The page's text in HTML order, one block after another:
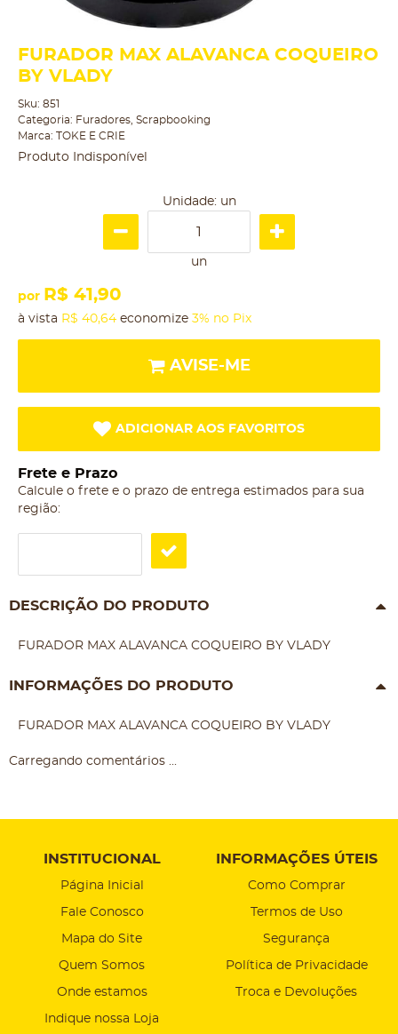
FURADOR MAX ALAVANCA COQUEIRO
BY VLADY
Sku: 851
Categoria: Furadores Scrapbooking
Marca: TOKE E CRIE
Produto Indisponível
Unidade: un
un
por R$ 41,90
à vista R$ 40,64 economize 3% no Pix
AVISE-ME
ADICIONAR AOS FAVORITOS
Frete e Prazo
Calcule o frete e o prazo de entrega estimados para sua
região:
DESCRIÇÃO DO PRODUTO
FURADOR MAX ALAVANCA COQUEIRO BY VLADY
INFORMAÇÕES DO PRODUTO
FURADOR MAX ALAVANCA COQUEIRO BY VLADY
Carregando comentários ...
INSTITUCIONAL
Página Inicial
Fale Conosco
Mapa do Site
Quem Somos
Onde estamos
Indique nossa Loja
INFORMAÇÕES ÚTEIS
Como Comprar
Termos de Uso
Segurança
Política de Privacidade
Troca e Devoluções